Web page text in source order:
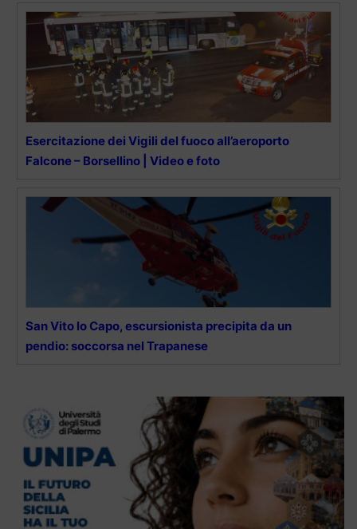
Esercitazione dei Vigili del fuoco all’aeroporto
Falcone – Borsellino | Video e foto
San Vito lo Capo, escursionista precipita da un
pendio: soccorsa nel Trapanese